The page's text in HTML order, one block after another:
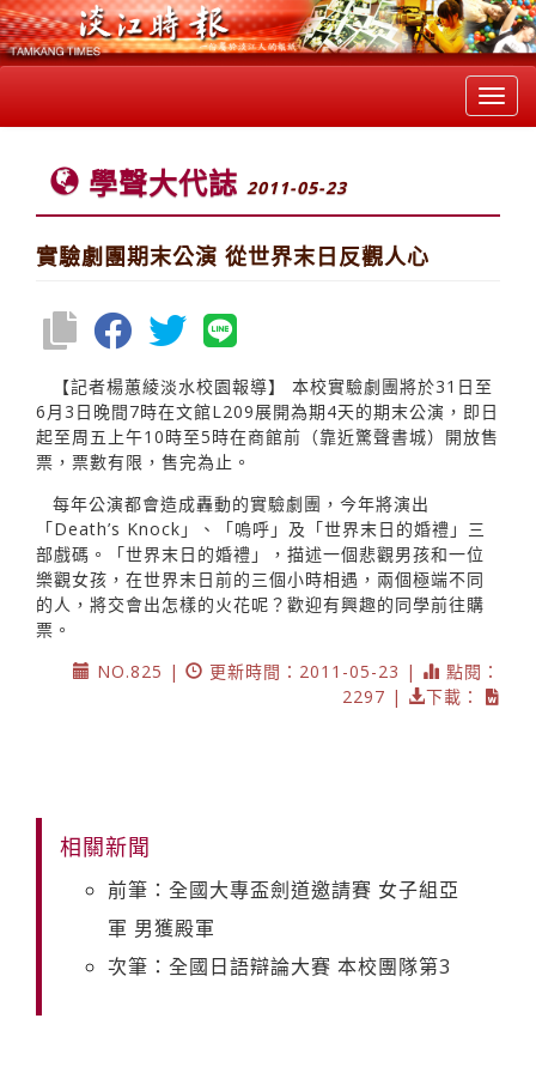
學聲大代誌 2011-05-23
實驗劇團期末公演 從世界末日反觀人心
【記者楊蕙綾淡水校園報導】 本校實驗劇團將於31日至
6月3日晚間7時在文館L209展開為期4天的期末公演，即日
起至周五上午10時至5時在商館前（靠近驚聲書城）開放售
票，票數有限，售完為止。
每年公演都會造成轟動的實驗劇團，今年將演出
「Death’s Knock」、「嗚呼」及「世界末日的婚禮」三
部戲碼。「世界末日的婚禮」，描述一個悲觀男孩和一位
樂觀女孩，在世界末日前的三個小時相遇，兩個極端不同
的人，將交會出怎樣的火花呢？歡迎有興趣的同學前往購
票。
NO.825 |
更新時間：2011-05-23 |
點閱：
2297 |
下載：
相關新聞
前筆：全國大專盃劍道邀請賽 女子組亞
軍 男獲殿軍
次筆：全國日語辯論大賽 本校團隊第3